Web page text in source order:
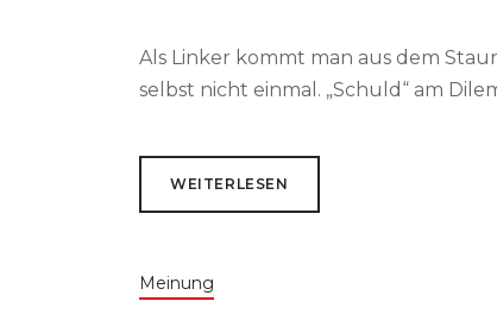
Als Linker kommt man aus dem
selbst nicht einmal. „Schuld“ am
WEITERLESEN
Meinung